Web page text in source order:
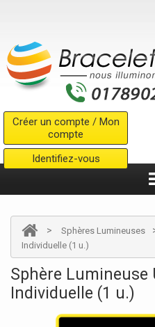
Créer un compte / Mon
compte
Identifiez-vous
> Sphères Lumineuses
Individuelle (1 u.)
Sphère Lumineuse
Individuelle (1 u.)